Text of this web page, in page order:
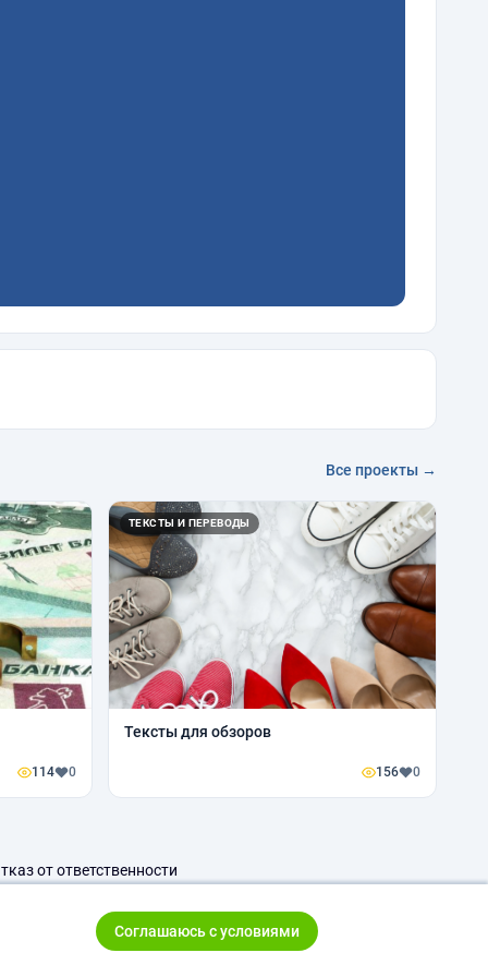
Все проекты →
114 0
ТЕКСТЫ И ПЕРЕВОДЫ
Тексты для обзоров
156 0
от ответственности
Соглашаюсь с условиями